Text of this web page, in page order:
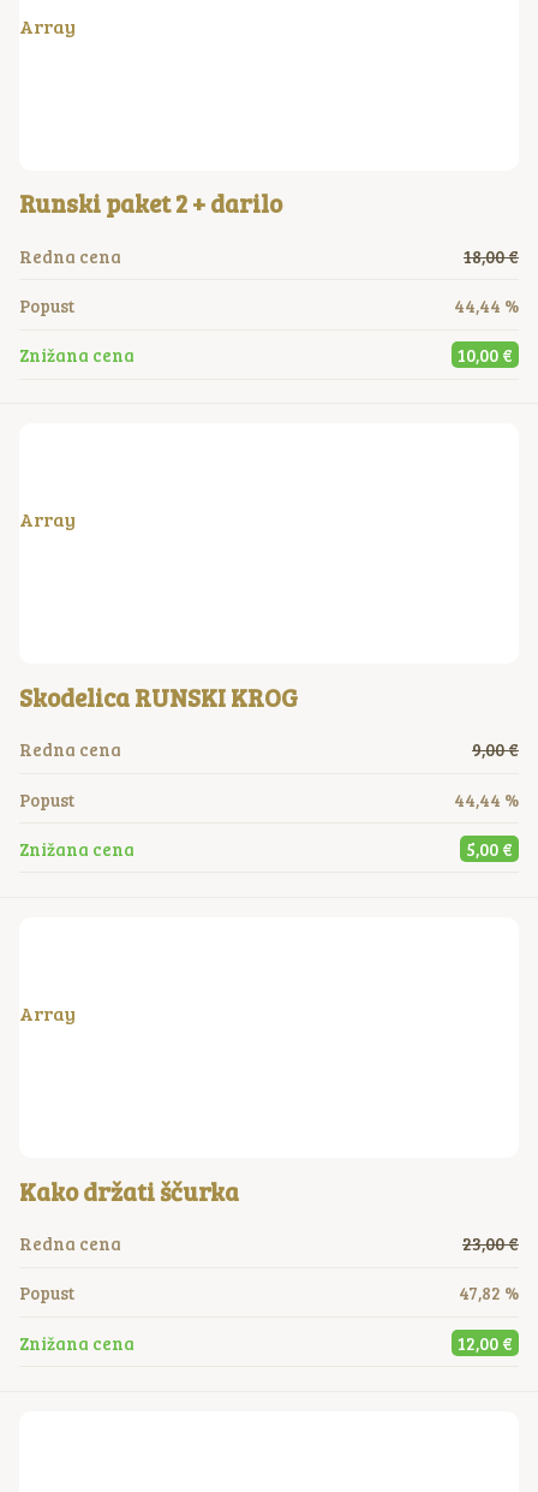
Array
Runski paket 2 + darilo
Redna cena 18,00 €
Popust 44,44 %
Znižana cena 10,00 €
Array
Skodelica RUNSKI KROG
Redna cena 9,00 €
Popust 44,44 %
Znižana cena 5,00 €
Array
Kako držati ščurka
Redna cena 23,00 €
Popust 47,82 %
Znižana cena 12,00 €